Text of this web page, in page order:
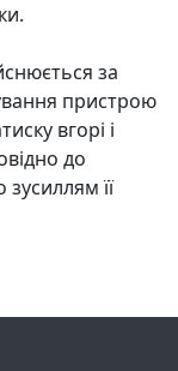
за
пристрою
вгорі і
до
її